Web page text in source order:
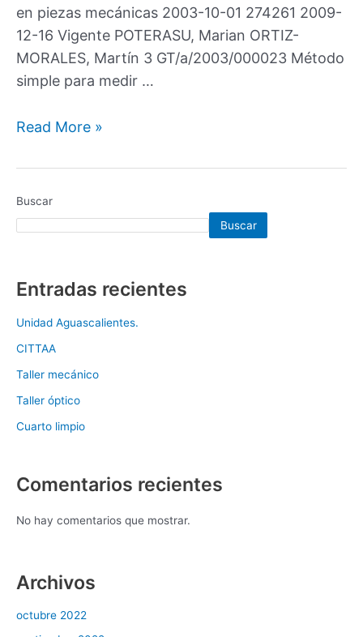
en piezas mecánicas 2003-10-01 274261 2009-
12-16 Vigente POTERASU, Marian ORTIZ-
MORALES, Martín 3 GT/a/2003/000023 Método
simple para medir …
Read More »
Buscar
Buscar
Entradas recientes
Unidad Aguascalientes.
CITTAA
Taller mecánico
Taller óptico
Cuarto limpio
Comentarios recientes
No hay comentarios que mostrar.
Archivos
octubre 2022